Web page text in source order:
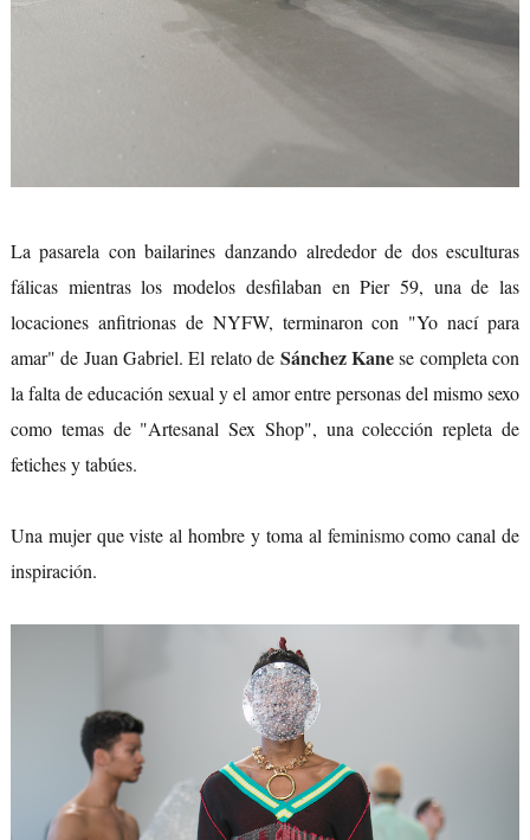
La pasarela con bailarines danzando alrededor de dos esculturas
fálicas mientras los modelos desfilaban en Pier 59, una de las
locaciones anfitrionas de NYFW, terminaron con "Yo nací para
amar" de Juan Gabriel. El relato de Sánchez Kanese completa con
la falta de educación sexual y el amor entre personas del mismo sexo
como temas de "Artesanal Sex Shop", una colección repleta de
fetiches y tabúes.
Una mujer que viste al hombre y toma al feminismocomo canal de
inspiración.